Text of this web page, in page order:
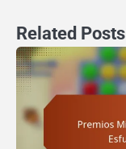
Related Posts